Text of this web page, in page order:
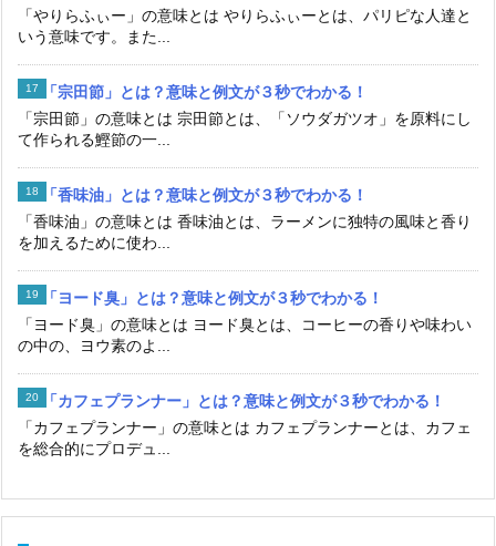
「やりらふぃー」の意味とは やりらふぃーとは、パリピな人達と
いう意味です。また...
「宗田節」とは？意味と例文が３秒でわかる！
「宗田節」の意味とは 宗田節とは、「ソウダガツオ」を原料にし
て作られる鰹節の一...
「香味油」とは？意味と例文が３秒でわかる！
「香味油」の意味とは 香味油とは、ラーメンに独特の風味と香り
を加えるために使わ...
「ヨード臭」とは？意味と例文が３秒でわかる！
「ヨード臭」の意味とは ヨード臭とは、コーヒーの香りや味わい
の中の、ヨウ素のよ...
「カフェプランナー」とは？意味と例文が３秒でわかる！
「カフェプランナー」の意味とは カフェプランナーとは、カフェ
を総合的にプロデュ...